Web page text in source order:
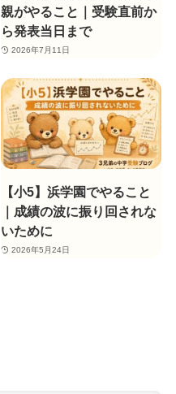
親がやること｜受験直前か
ら発表当日まで
2026年7月11日
【小5】浜学園でやること
｜成績の波に振り回されな
いために
2026年5月24日